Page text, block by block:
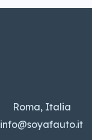
Roma, Italia
info@soyafauto.it